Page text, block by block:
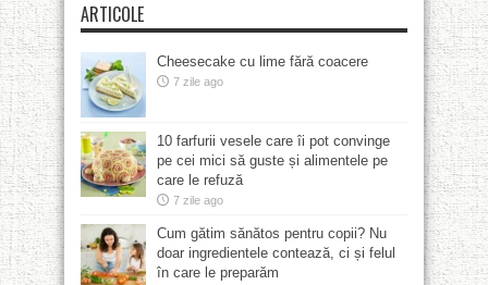
ARTICOLE
Cheesecake cu lime fără coacere
7 zile ago
10 farfurii vesele care îi pot convinge
pe cei mici să guste și alimentele pe
care le refuză
7 zile ago
Cum gătim sănătos pentru copii? Nu
doar ingredientele contează, ci și felul
în care le preparăm